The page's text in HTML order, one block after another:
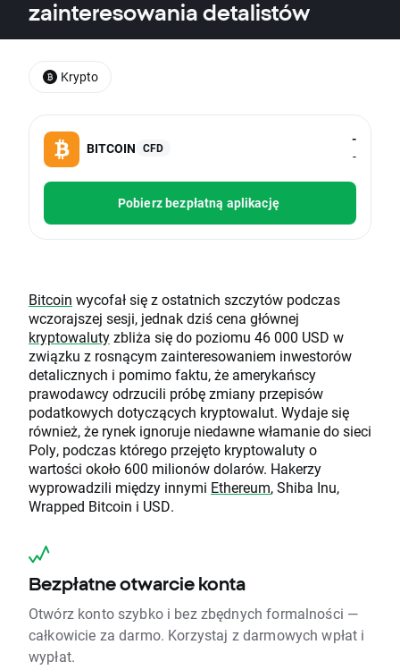
zainteresowania detalistów
BITCOIN CFD
-
-
Pobierz bezpłatną aplikację
Bitcoin wycofał się z ostatnich szczytów podczas
wczorajszej sesji, jednak dziś cena głównej
kryptowalutyzbliża się do poziomu 46 000 USD w
związku z rosnącym zainteresowaniem inwestorów
detalicznych i pomimo faktu, że amerykańscy
prawodawcy odrzucili próbę zmiany przepisów
podatkowych dotyczących kryptowalut. Wydaje się
również, że rynek ignoruje niedawne włamanie do sieci
Poly, podczas którego przejęto kryptowaluty o
wartości około 600 milionów dolarów. Hakerzy
wyprowadzili między innymi Ethereum, Shiba Inu,
Wrapped Bitcoin i USD.
Bezpłatne otwarcie konta
Otwórz konto szybko i bez zbędnych formalności —
całkowicie za darmo. Korzystaj z darmowych wpłat i
wypłat.
Krypto